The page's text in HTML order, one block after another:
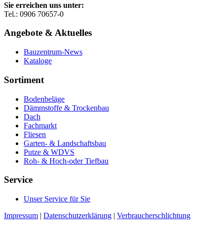
Sie erreichen uns unter:
Tel.: 0906 70657-0
Angebote & Aktuelles
Bauzentrum-News
Kataloge
Sortiment
Bodenbeläge
Dämmstoffe & Trockenbau
Dach
Fachmarkt
Fliesen
Garten- & Landschaftsbau
Putze & WDVS
Roh- & Hoch-oder Tiefbau
Service
Unser Service für Sie
Impressum | Datenschutzerklärung | Verbraucherschlichtung